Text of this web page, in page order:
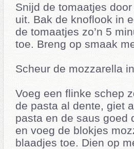
Snijd de tomaatjes
uit. Bak de knoflook in
de tomaatjes zo’n 5
toe. Breng op smaak
Scheur de mozzarella
Voeg een flinke schep
de pasta al dente, giet
pasta en de saus goed
en voeg de blokjes
blaadjes toe. Dien op